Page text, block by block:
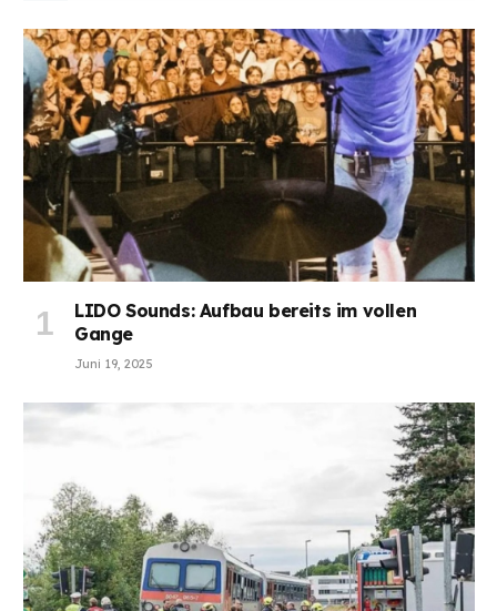
LIDO Sounds: Aufbau bereits im vollen
Gange
Juni 19, 2025